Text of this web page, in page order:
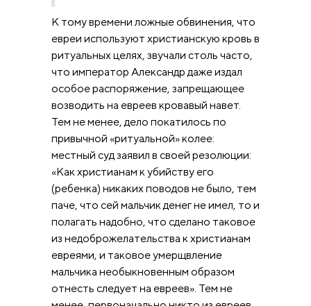
К тому времени ложные обвинения, что
евреи используют христианскую кровь в
ритуальных целях, звучали столь часто,
что император Александр даже издал
особое распоряжение, запрещающее
возводить на евреев кровавый навет.
Тем не менее, дело покатилось по
привычной «ритуальной» колее:
местный суд заявил в своей резолюции:
«Как христианам к убийству его
(ребенка) никаких поводов не было, тем
паче, что сей мальчик денег не имел, то и
полагать надобно, что сделано таковое
из недоброжелательства к христианам
евреями, и таковое умерщвление
мальчика необыкновенным образом
отнесть следует на евреев». Тем не